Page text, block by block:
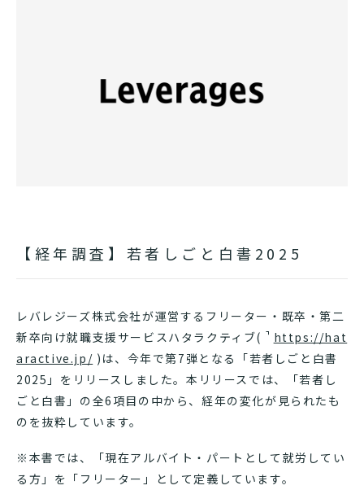
【経年調査】若者しごと白書2025
レバレジーズ株式会社が運営するフリーター・既卒・第二
新卒向け就職支援サービスハタラクティブ(
https://hat
aractive.jp/ )は、今年で第7弾となる「若者しごと白書
2025」をリリースしました。本リリースでは、「若者し
ごと白書」の全6項目の中から、経年の変化が見られたも
のを抜粋しています。
※本書では、「現在アルバイト・パートとして就労してい
る方」を「フリーター」として定義しています。